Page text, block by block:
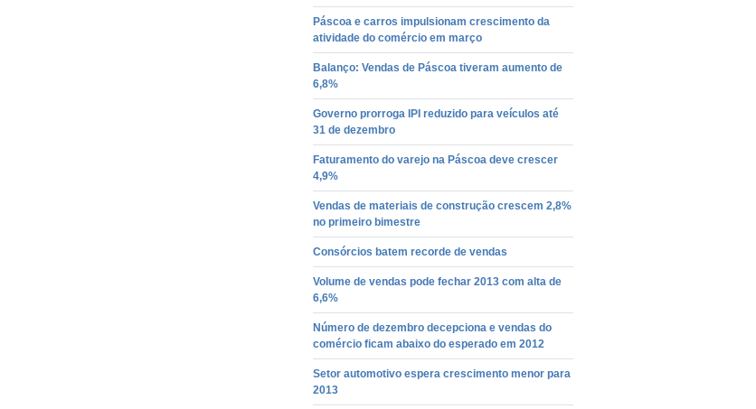
Páscoa e carros impulsionam crescimento da
atividade do comércio em março
Balanço: Vendas de Páscoa tiveram aumento de
6,8%
Governo prorroga IPI reduzido para veículos até
31 de dezembro
Faturamento do varejo na Páscoa deve crescer
4,9%
Vendas de materiais de construção crescem 2,8%
no primeiro bimestre
Consórcios batem recorde de vendas
Volume de vendas pode fechar 2013 com alta de
6,6%
Número de dezembro decepciona e vendas do
comércio ficam abaixo do esperado em 2012
Setor automotivo espera crescimento menor para
2013